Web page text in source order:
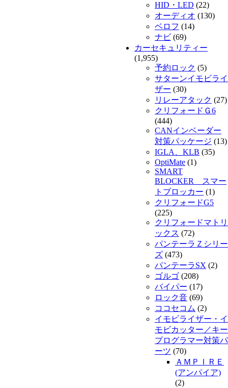
HID・LED (22)
オーディオ (130)
ベロフ (14)
ナビ (69)
カーセキュリティー
(1,955)
予約ロック (5)
サターンイモビライ
ザー (30)
リレーアタック (27)
クリフォードＧ6
(444)
CANインベーダー
対策パッケージ (13)
IGLA、KLB (35)
OptiMate (1)
SMART
BLOCKER スマー
トブロッカー (1)
クリフォードG5
(225)
クリフォードマトリ
ックス (72)
パンテーラＺシリー
ズ (473)
パンテーラSX (2)
ゴルゴ (208)
バイパー (17)
ロック音 (69)
ココセコム (2)
イモビライザー・イ
モビカッター／キー
プログラマー対策パ
ーツ (70)
ＡＭＰＩＲＥ
(アンパイア)
(2)